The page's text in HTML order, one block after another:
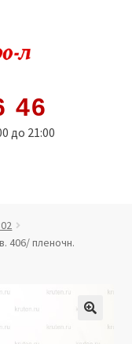
46
до 21:00
406/ пленочн.